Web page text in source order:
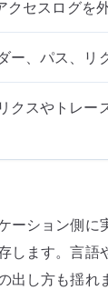
クセスログを
ー、パス、リ
クスやトレー
ーション側に
します。言語
出し方も揺れ